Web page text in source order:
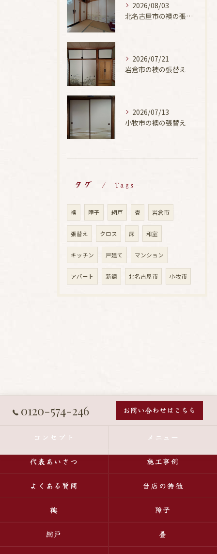
2026/08/03
北名古屋市の襖の張替え
2026/07/21
岩倉市の襖の張替え
2026/07/13
小牧市の襖の張替え
タグ Tags
襖 障子 網戸 畳 岩倉市
張替え クロス 床 和室
キッチン 戸建て マンション
アパート 新調 北名古屋市 小牧市
0120-574-246 お問い合わせはこちら
コンセプト メニュー
代表あいさつ 施工事例
よくある質問 当店の特徴
襖 障子
網戸 畳